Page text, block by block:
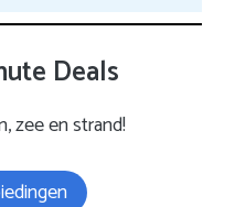
Deals
zee en strand!